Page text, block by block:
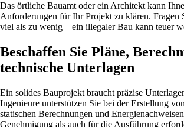
Das örtliche Bauamt oder ein Architekt kann
Anforderungen für Ihr Projekt zu klären. Fragen
viel als zu wenig – ein illegaler Bau kann teuer
Beschaffen Sie Pläne,
technische Unterlagen
Ein solides Bauprojekt braucht präzise
Ingenieure unterstützen Sie bei der Erstellung
statischen Berechnungen und
Genehmigung als auch für die Ausführung